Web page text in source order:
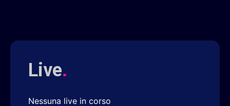
Live.
Nessuna live in corso